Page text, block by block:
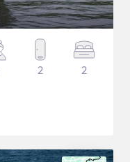
2 2